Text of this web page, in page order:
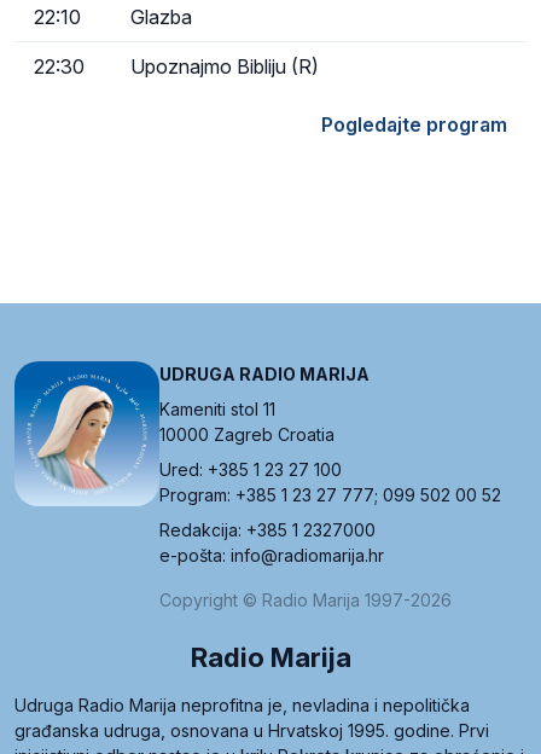
22:10 Glazba
22:30 Upoznajmo Bibliju (R)
Pogledajte program
UDRUGA RADIO MARIJA
Kameniti stol 11
10000 Zagreb Croatia
Ured: +385 1 23 27 100
Program: +385 1 23 27 777; 099 502 00 52
Redakcija: +385 1 2327000
e-pošta: info@radiomarija.hr
Copyright © Radio Marija 1997-2026
Radio Marija
Udruga Radio Marija neprofitna je, nevladina i nepolitička
građanska udruga, osnovana u Hrvatskoj 1995. godine. Prvi